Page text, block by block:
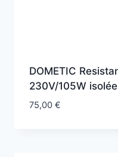
DOMETIC
230V/105W
75,00 €